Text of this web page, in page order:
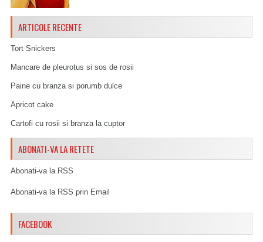
ARTICOLE RECENTE
Tort Snickers
Mancare de pleurotus si sos de rosii
Paine cu branza si porumb dulce
Apricot cake
Cartofi cu rosii si branza la cuptor
ABONATI-VA LA RETETE
Abonati-va la RSS
Abonati-va la RSS prin Email
FACEBOOK